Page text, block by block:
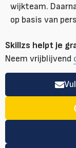
Skillzs helpt je
Neem vrijblijvend
wijkteam.
op basis van